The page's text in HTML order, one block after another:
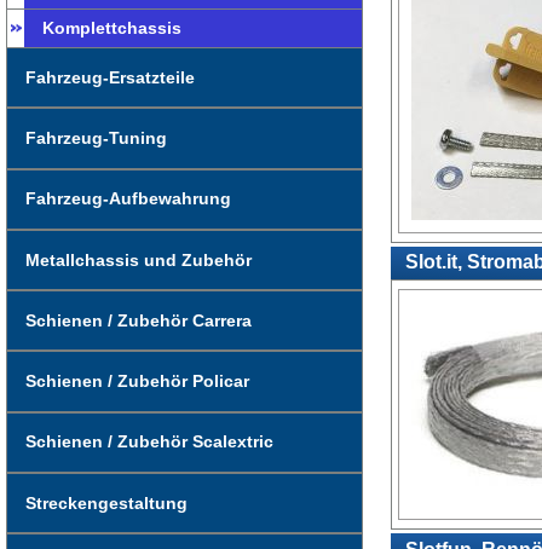
Komplettchassis
Fahrzeug-Ersatzteile
Fahrzeug-Tuning
Fahrzeug-Aufbewahrung
Metallchassis und Zubehör
Schienen / Zubehör Carrera
Schienen / Zubehör Policar
Schienen / Zubehör Scalextric
Streckengestaltung
Slot.it,